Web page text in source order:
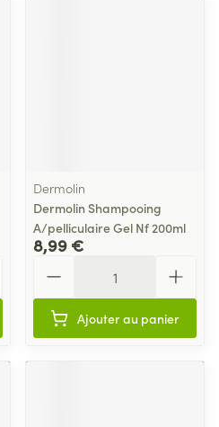
Dermolin
Dermolin Shampooing
A/pelliculaire Gel Nf 200ml
8,99 €
Ajouter au panier